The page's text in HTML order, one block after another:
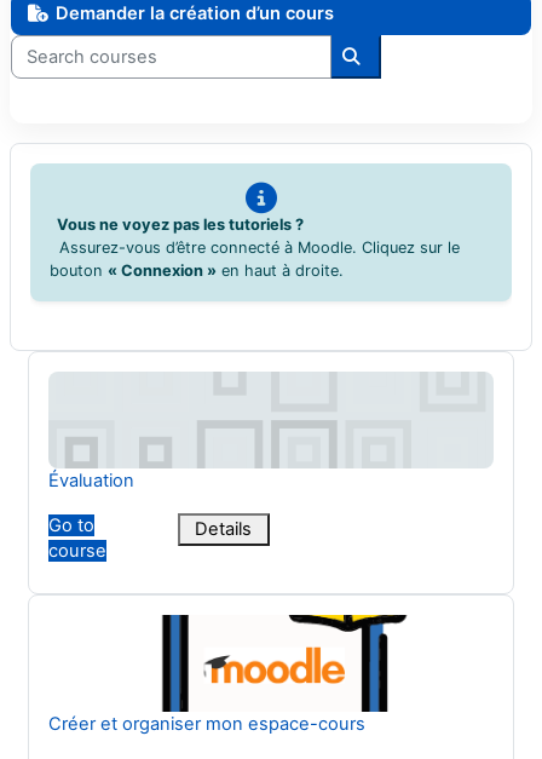
Demander la création d’un cours
Search courses
Search courses
Vous ne voyez pas les tutoriels ?
Assurez-vous d’être connecté à Moodle. Cliquez sur le
bouton « Connexion » en haut à droite.
Évaluation
Course name
Évaluation
Go to
course
Details
Créer et organiser mon espace-cours
Course name
Créer et organiser mon espace-cours